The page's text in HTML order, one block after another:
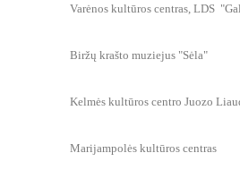
Varėnos kultūros centras, LDS
Biržų krašto muziejus "Sėla"
Kelmės kultūros centro Juozo
Marijampolės kultūros centras